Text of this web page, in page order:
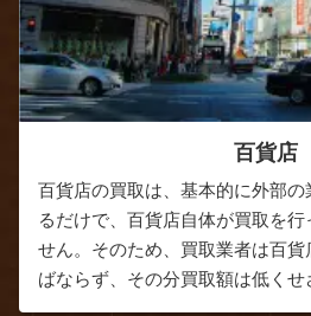
百貨店
百貨店の買取は、基本的に外部
るだけで、百貨店自体が買取を
せん。そのため、買取業者は百
ばならず、その分買取額は低くせ